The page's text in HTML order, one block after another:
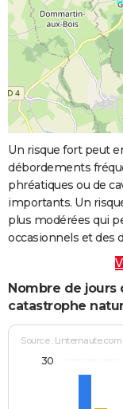
Un risque fort peut
débordements
phréatiques ou de
importants. Un
plus modérées qui
occasionnels et des
Nombre de jours
catastrophe
Source :
30